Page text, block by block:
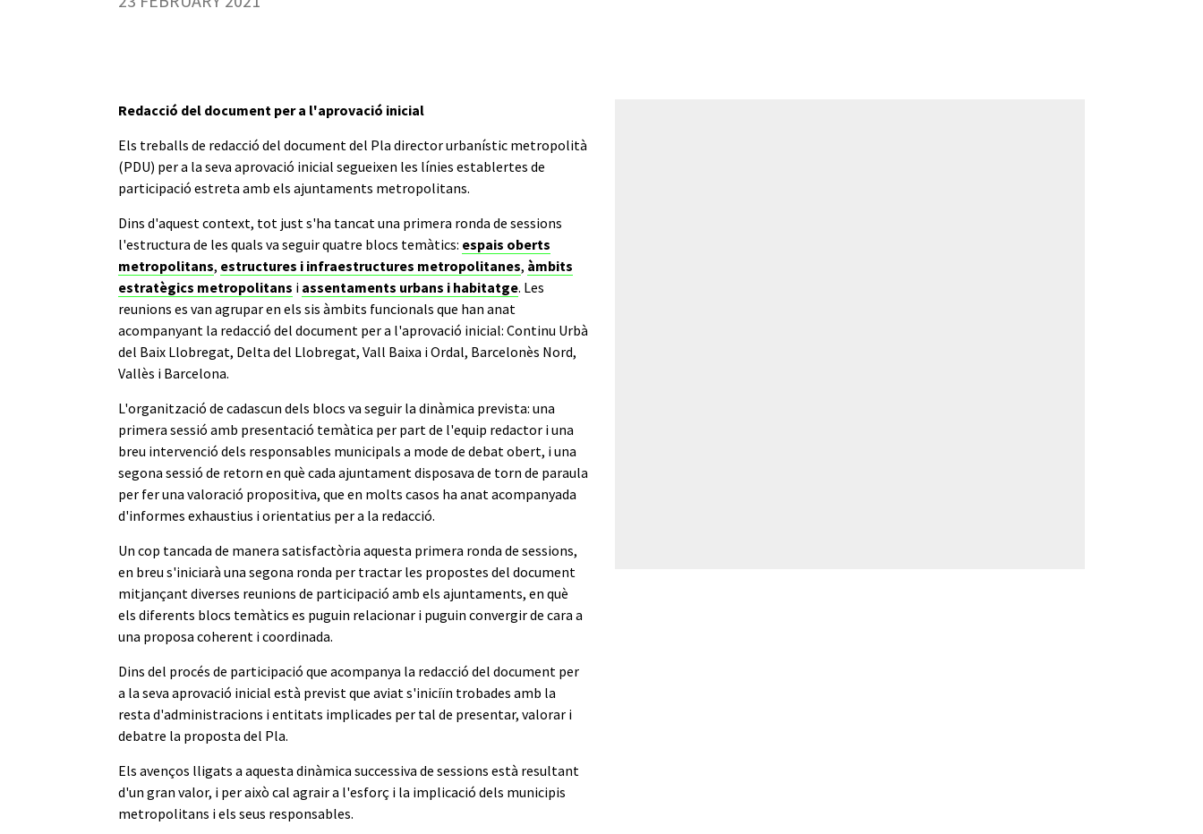
Redacció del document per a l'aprovació inicial
Els treballs de redacció del document del Pla director urbanístic metropolità
(PDU) per a la seva aprovació inicial segueixen les línies establertes de
participació estreta amb els ajuntaments metropolitans.
Dins d'aquest context, tot just s'ha tancat una primera ronda de sessions
l'estructura de les quals va seguir quatre blocs temàtics: espais oberts
metropolitans, estructures i infraestructures metropolitanes, àmbits
estratègics metropolitans i assentaments urbans i habitatge. Les
reunions es van agrupar en els sis àmbits funcionals que han anat
acompanyant la redacció del document per a l'aprovació inicial: Continu Urbà
del Baix Llobregat, Delta del Llobregat, Vall Baixa i Ordal, Barcelonès Nord,
Vallès i Barcelona.
L'organització de cadascun dels blocs va seguir la dinàmica prevista: una
primera sessió amb presentació temàtica per part de l'equip redactor i una
breu intervenció dels responsables municipals a mode de debat obert, i una
segona sessió de retorn en què cada ajuntament disposava de torn de paraula
per fer una valoració propositiva, que en molts casos ha anat acompanyada
d'informes exhaustius i orientatius per a la redacció.
Un cop tancada de manera satisfactòria aquesta primera ronda de sessions,
en breu s'iniciarà una segona ronda per tractar les propostes del document
mitjançant diverses reunions de participació amb els ajuntaments, en què
els diferents blocs temàtics es puguin relacionar i puguin convergir de cara a
una proposa coherent i coordinada.
Dins del procés de participació que acompanya la redacció del document per
a la seva aprovació inicial està previst que aviat s'iniciïn trobades amb la
resta d'administracions i entitats implicades per tal de presentar, valorar i
debatre la proposta del Pla.
Els avenços lligats a aquesta dinàmica successiva de sessions està resultant
d'un gran valor, i per això cal agrair a l'esforç i la implicació dels municipis
metropolitans i els seus responsables.